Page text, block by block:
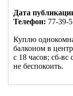
Дата
Телефон: 77-39-
Куплю
балконом в
с 18 часов; сб-вс
не беспокоить.